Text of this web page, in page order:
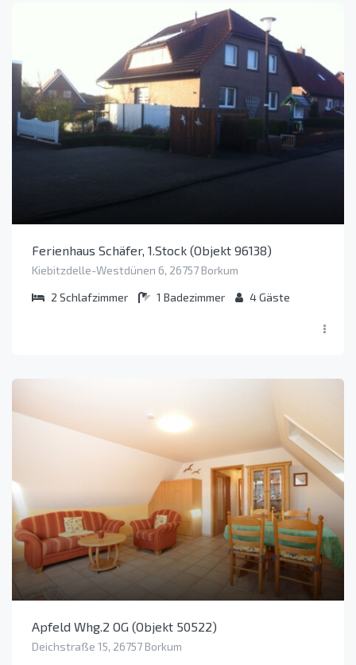
Ferienhaus Schäfer, 1.Stock (Objekt 96138)
Kiebitzdelle-Westdünen 6, 26757 Borkum
2 Schlafzimmer 1 Badezimmer 4Gäste
Apfeld Whg.2 OG (Objekt 50522)
Deichstraße 15, 26757 Borkum